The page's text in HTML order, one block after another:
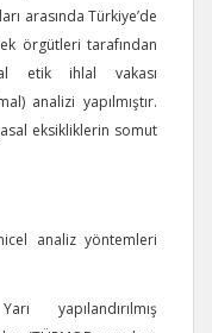
arasında Türkiye’de
örgütleri tarafından
etik ihlal vakası
analizi yapılmıştır.
eksikliklerin somut
analiz yöntemleri
yapılandırılmış